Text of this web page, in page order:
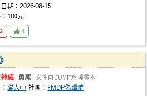
期：2026-08-15
100元
2 4
神威 勇尾 女性向 JUMP系 漫畫本
：貓人中 社團： FMDP偽躁症